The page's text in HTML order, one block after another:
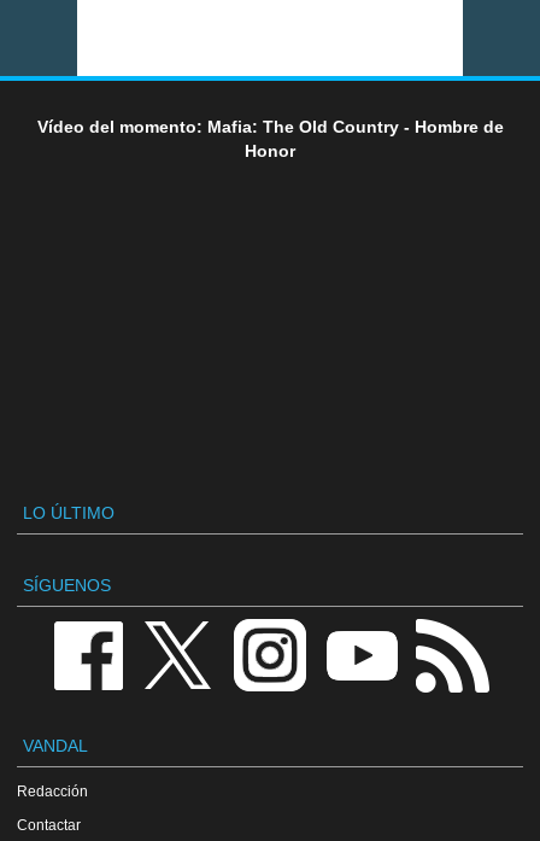
Vídeo del momento: Mafia: The Old Country - Hombre de
Honor
LO ÚLTIMO
SÍGUENOS
VANDAL
Redacción
Contactar